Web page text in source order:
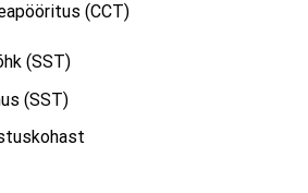
(CCT)
(SST)
(SST)